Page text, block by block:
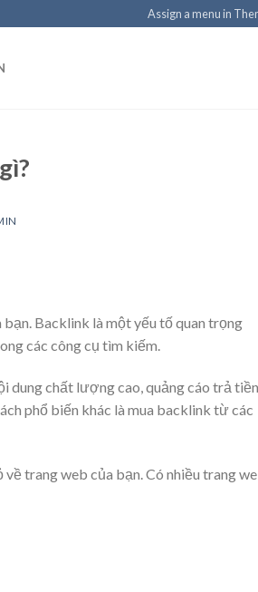
Assign a menu in
Backlink là một yếu tố quan trọng
các công cụ tìm kiếm.
dung chất lượng cao, quảng cáo trả
phổ biến khác là mua backlink từ các
trang web của bạn. Có nhiều trang